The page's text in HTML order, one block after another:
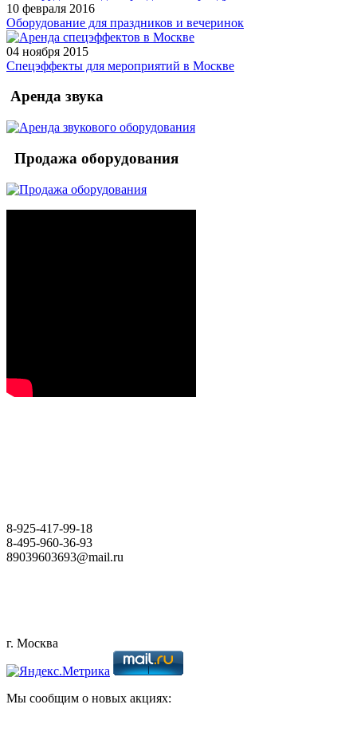
10 февраля 2016
Оборудование для праздников и вечеринок
04 ноября 2015
Спецэффекты для мероприятий в Москве
Аренда звука
Продажа оборудования
8-925-417-99-18
8-495-960-36-93
89039603693@mail.ru
г. Москва
Мы сообщим о новых акциях: